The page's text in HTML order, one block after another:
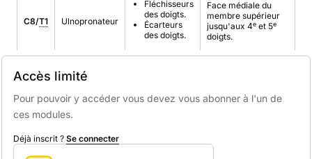
C8/T1 Ulnopronateur
Fléchisseurs
des doigts.
Écarteurs
des doigts.
Face médiale du
membre supérieur
jusqu'aux 4e et 5e
doigts.
Accès limité
Pour pouvoir y accéder vous devez vous abonner à l'un de
ces modules.
Déjà inscrit ? Se connecter